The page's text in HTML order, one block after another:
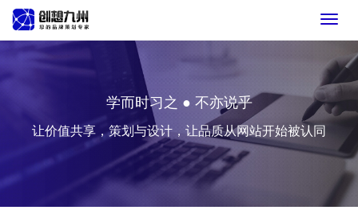
学而时习之 ● 不亦说乎
让价值共享，策划与设计，让品质从网站开始被认同